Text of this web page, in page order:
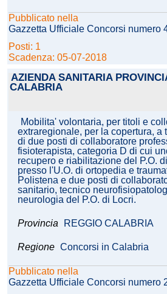
Pubblicato nella
Gazzetta Ufficiale Concorsi numero
Posti: 1
Scadenza: 05-07-2018
AZIENDA SANITARIA
CALABRIA
Mobilita' volontaria, per titoli e
extraregionale, per la copertura, a
di due posti di collaboratore
fisioterapista, categoria D di cui
recupero e riabilitazione del P.O.
presso l'U.O. di ortopedia e
Polistena e due posti di
sanitario, tecnico
neurologia del P.O. di Locri.
Provincia REGGIO CALABRIA
Regione Concorsi in Calabria
Pubblicato nella
Gazzetta Ufficiale Concorsi numero